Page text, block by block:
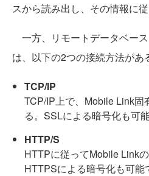
スから読み出し、その情報に
一方、リモートデータベー
は、以下の2つの接続方法があ
TCP/IP
TCP/IP上で、Mobile Link固
る。SSLによる暗号化も可能
HTTP/S
HTTPに従ってMobile Link
HTTPSによる暗号化も可能